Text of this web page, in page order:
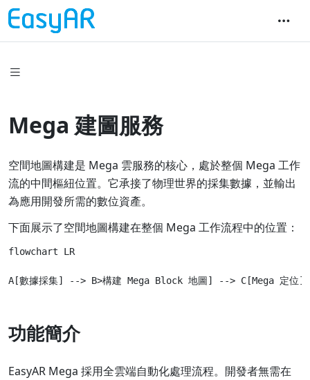
Mega 建圖服務
空間地圖構建是 Mega 雲服務的核心，處於整個 Mega 工作
流的中間樞紐位置。它承接了物理世界的採集數據，並輸出
為應用開發所需的數位資產。
下面展示了空間地圖構建在整個 Mega 工作流程中的位置：
flowchart LR
功能簡介
EasyAR Mega 採用全雲端自動化處理流程。開發者無需在